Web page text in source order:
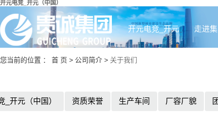
开元电竞_开元（中国）
开元电竞_开元 走进
您当前的位置 ： 首 页 > 公司简介 > 关于我们
_开元（中国） 资质荣誉 生产车间 厂容厂貌